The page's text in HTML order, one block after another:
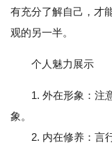
有充分了解自己，才
观的另一半。
个人魅力展示
1. 外在形象：注
象。
2. 内在修养：言行